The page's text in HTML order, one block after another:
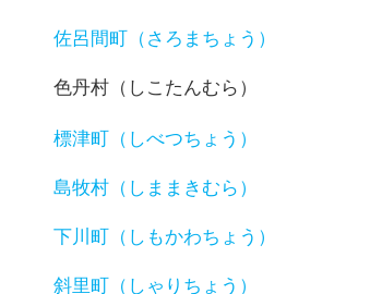
佐呂間町（さろまちょう）
色丹村（しこたんむら）
標津町（しべつちょう）
島牧村（しままきむら）
下川町（しもかわちょう）
斜里町（しゃりちょう）